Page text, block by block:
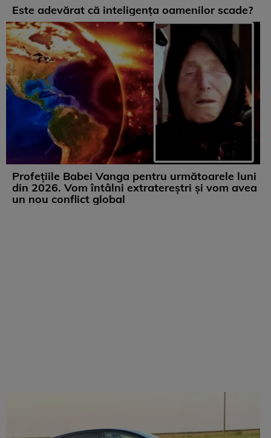
Este adevărat că inteligența oamenilor scade?
Profețiile Babei Vanga pentru următoarele luni
din 2026. Vom întâlni extratereștri și vom avea
un nou conflict global